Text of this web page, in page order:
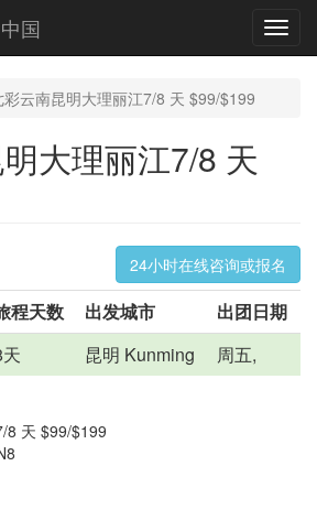
国
彩云南昆明大理丽江7/8 天 $99/$199
大理丽江7/8 天
24小时在线咨询或报名
程天数 出发城市
出团日期
昆明 Kunming 周五,
8 天 $99/$199